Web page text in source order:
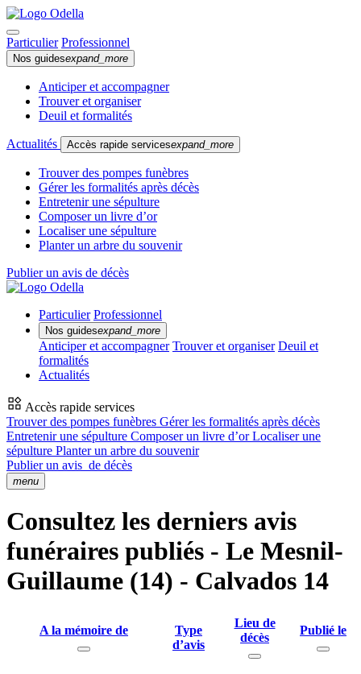
Particulier Professionnel
Nos guidesexpand_more
Anticiper et accompagner
Trouver et organiser
Deuil et formalités
Actualités Accès rapide servicesexpand_more
Trouver des pompes funèbres
Gérer les formalités après décès
Entretenir une sépulture
Composer un livre d’or
Localiser une sépulture
Planter un arbre du souvenir
Publier un avis de décès
Particulier Professionnel
Nos guidesexpand_more
Anticiper et accompagner Trouver et organiser Deuil et
formalités
Actualités
Accès rapide services
Trouver des pompes funèbres Gérer les formalités après décès
Entretenir une sépulture Composer un livre d’orLocaliser une
sépulture Planter un arbre du souvenir
Publier un avis de décès
menu
Consultez les derniers avis
funéraires publiés - Le Mesnil-
Guillaume (14) - Calvados 14
A la mémoire de
Type
d’avis
Lieu de
décès
Publié le